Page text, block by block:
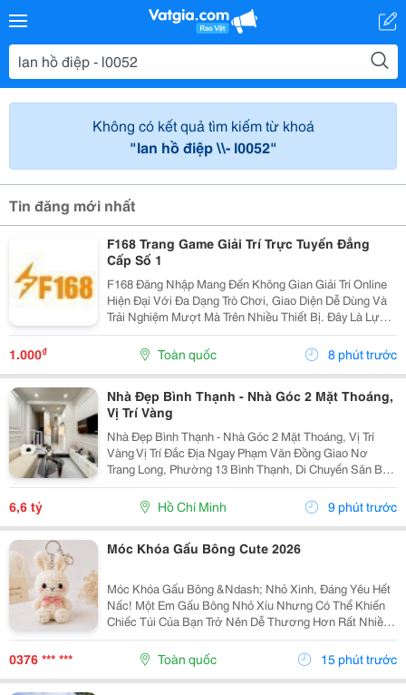
Không có kết quả tìm kiếm từ khoá
"lan hồ điệp \\- l0052"
Tin đăng mới nhất
F168 Trang Game Giải Trí Trực Tuyến Đẳng
Cấp Số 1
F168 Đăng Nhập Mang Đến Không Gian Giải Trí Online
Hiện Đại Với Đa Dạng Trò Chơi, Giao Diện Dễ Dùng Và
Trải Nghiệm Mượt Mà Trên Nhiều Thiết Bị. Đây Là Lựa
Chọn Phù Hợp Cho Người Chơi Yêu Thích Trực Tuyến,
Game Bài Và Cá Cược Thể Thao An Toàn, Tiện...
1.000₫ Toàn quốc 8 phút trước
Nhà Đẹp Bình Thạnh - Nhà Góc 2 Mặt Thoáng,
Vị Trí Vàng
Nhà Đẹp Bình Thạnh - Nhà Góc 2 Mặt Thoáng, Vị Trí
Vàng Vị Trí Đắc Địa Ngay Phạm Văn Đồng Giao Nơ
Trang Long, Phường 13 Bình Thạnh, Di Chuyển Sân Bay
Chỉ Vài Phút. Diện Tích: 22M&Sup2; Giá Bán: 4.95 Tỷ
(Thương Lượng) Kết Cấu: 1 Trệt 2 Lầu Sân...
6,6 tỷ Hồ Chí Minh 9 phút trước
Móc Khóa Gấu Bông Cute 2026
Móc Khóa Gấu Bông &Ndash; Nhỏ Xinh, Đáng Yêu Hết
Nấc! Một Em Gấu Bông Nhỏ Xíu Nhưng Có Thể Khiến
Chiếc Túi Của Bạn Trở Nên Dễ Thương Hơn Rất Nhiều
Móc Khóa Gấu Bông Với Thiết Kế Mềm Mại, Đáng Yêu,
Thích Hợp Để Treo Lên Balo, Túi Xách, Chìa Khóa...
0376 *** *** Toàn quốc 15 phút trước